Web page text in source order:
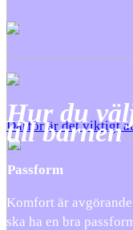
Därför är det viktigt
Hur du
till barnen
Passform
Komfort är
ska ha en bra